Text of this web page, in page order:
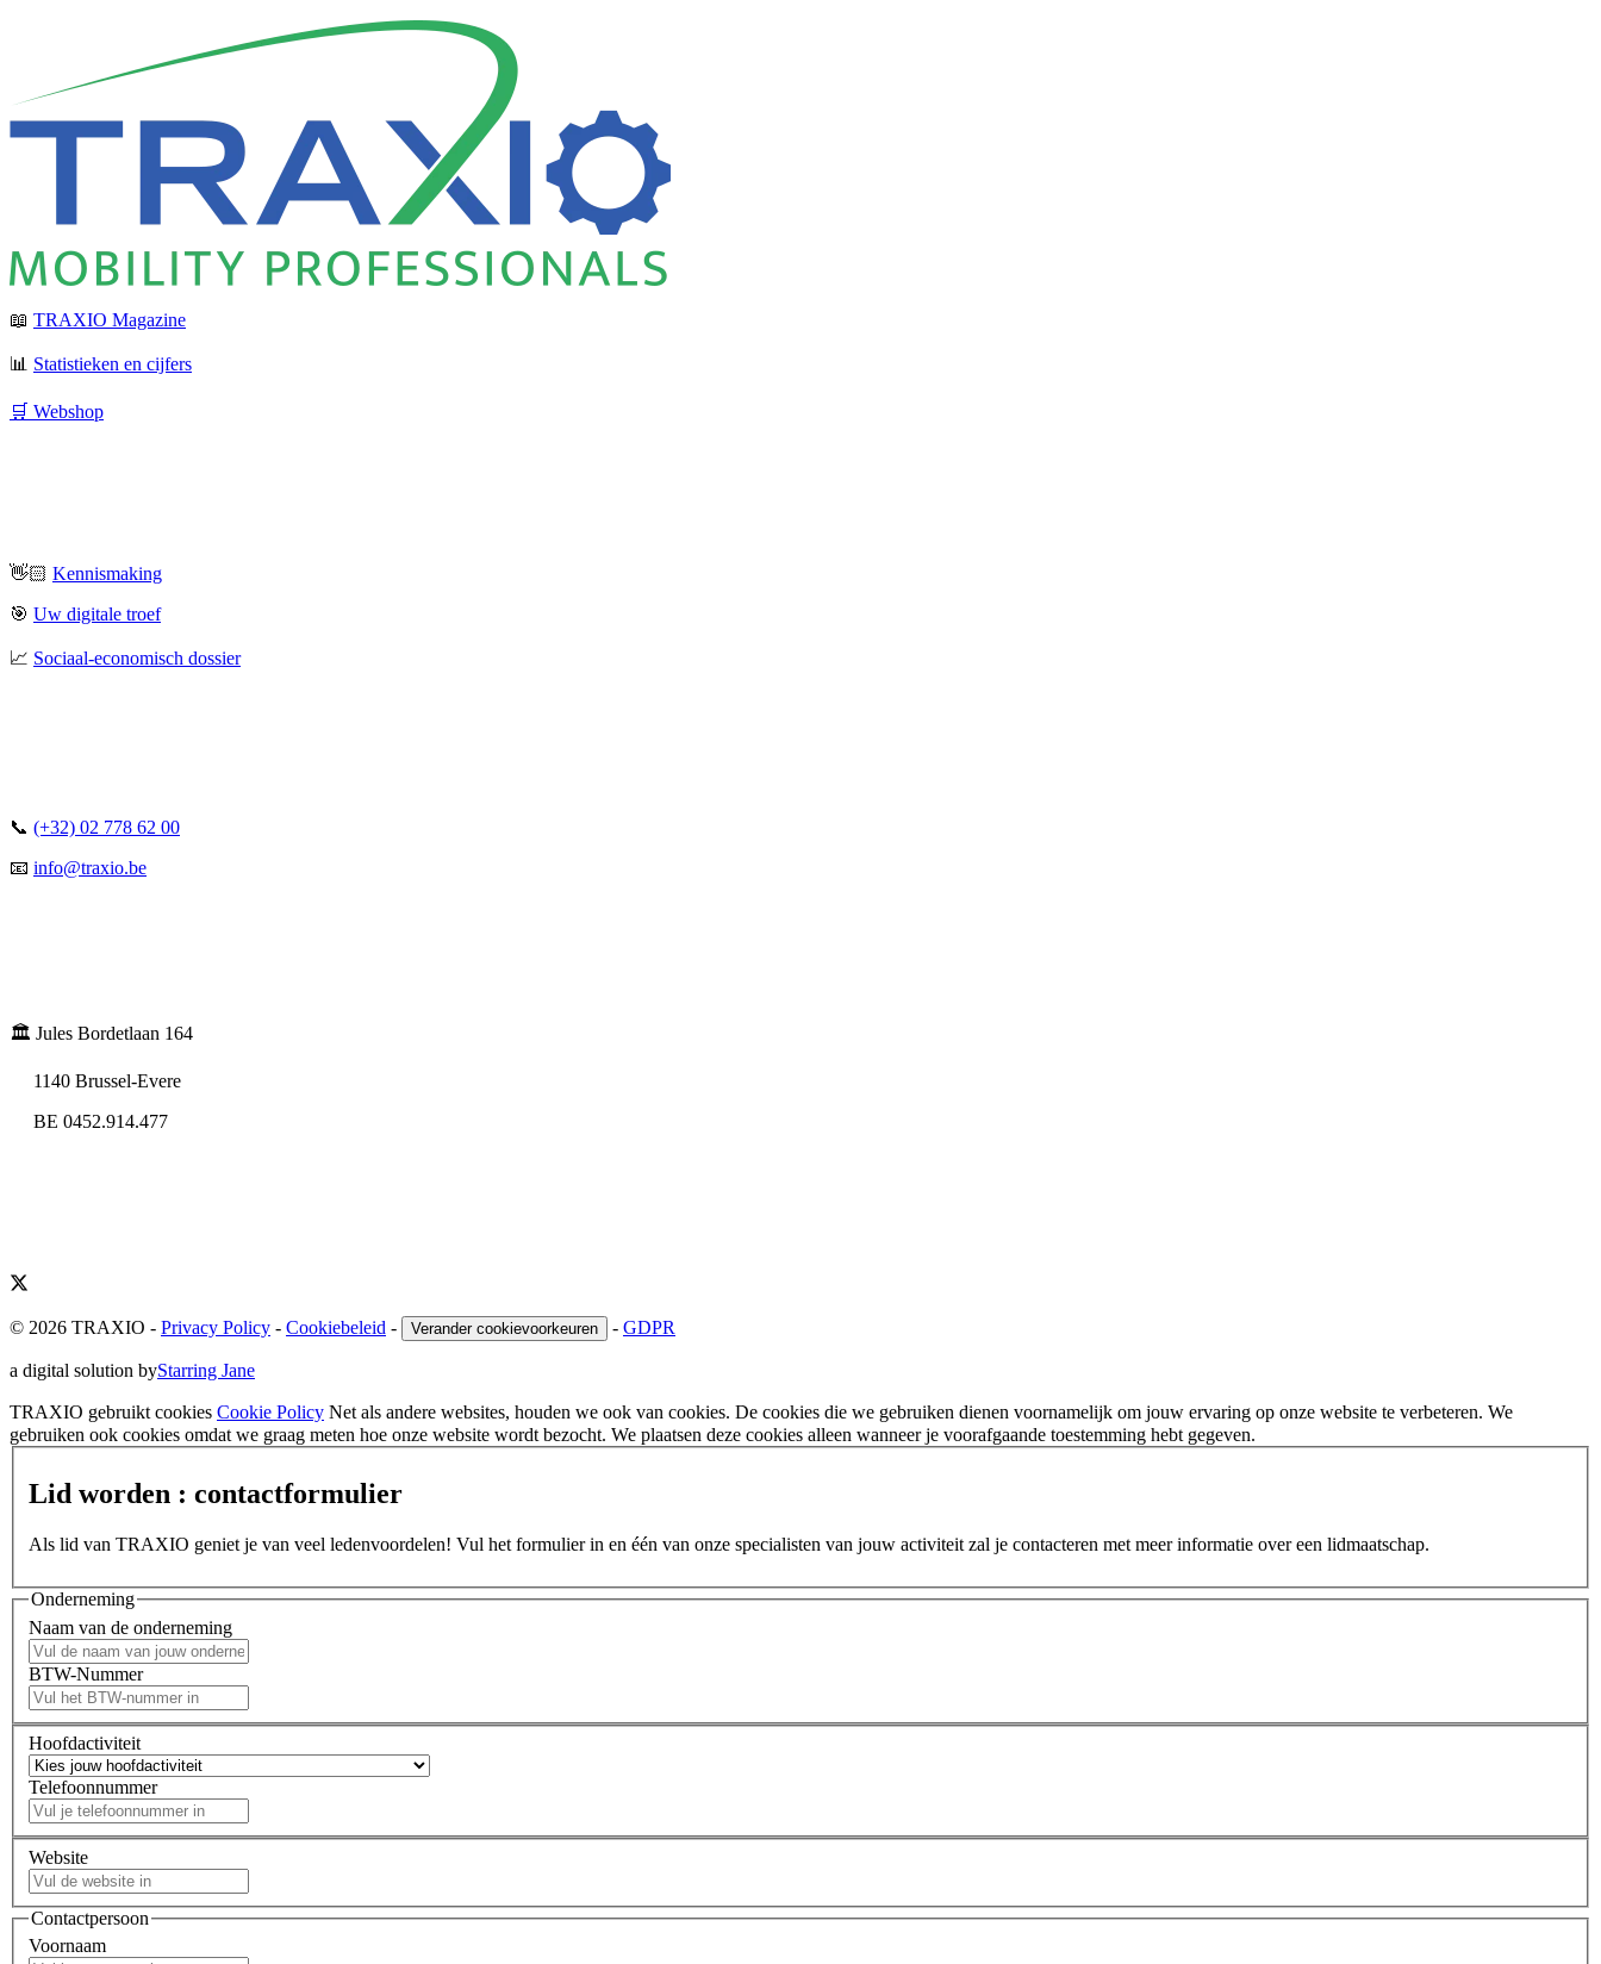
📖 TRAXIO Magazine
📊 Statistieken en cijfers
🛒 Webshop
👋🏻 Kennismaking
🎯 Uw digitale troef
📈 Sociaal-economisch dossier
📞 (+32) 02 778 62 00
📧 info@traxio.be
🏛️ Jules Bordetlaan 164
1140 Brussel-Evere
BE 0452.914.477
© 2026 TRAXIO - Privacy Policy - Cookiebeleid - Verander cookievoorkeuren - GDPR
a digital solution byStarring Jane
TRAXIO gebruikt cookies Cookie Policy Net als andere websites, houden we ook van cookies. De cookies die we gebruiken dienen voornamelijk om jouw ervaring op onze website te verbeteren. We
gebruiken ook cookies omdat we graag meten hoe onze website wordt bezocht. We plaatsen deze cookies alleen wanneer je voorafgaande toestemming hebt gegeven.
Lid worden : contactformulier
Als lid van TRAXIO geniet je van veel ledenvoordelen! Vul het formulier in en één van onze specialisten van jouw activiteit zal je contacteren met meer informatie over een lidmaatschap.
Onderneming
Naam van de onderneming
BTW-Nummer
Hoofdactiviteit
Telefoonnummer
Website
Contactpersoon
Voornaam